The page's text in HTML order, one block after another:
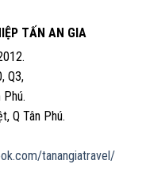
TẤN AN GIA
Q3,
Q Tân Phú.
tanangiatravel/